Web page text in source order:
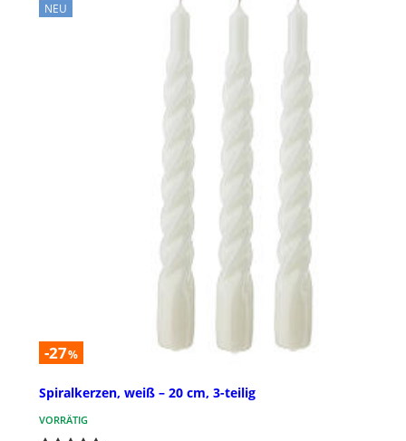
NEU
-27%
Spiralkerzen, weiß – 20 cm, 3-teilig
VORRÄTIG